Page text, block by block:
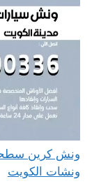
ونشات الكويت